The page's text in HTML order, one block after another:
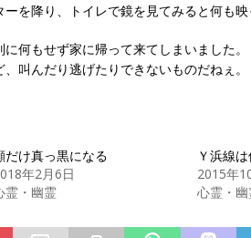
を降り、トイレで鏡を見てみると何も映
何もせず家に帰って来てしまいました。
叫んだり逃げたりできないものだねぇ。
だけ真っ黒になる
年2月6日
霊・幽霊
Ｙ浜線
2015年
心霊・幽